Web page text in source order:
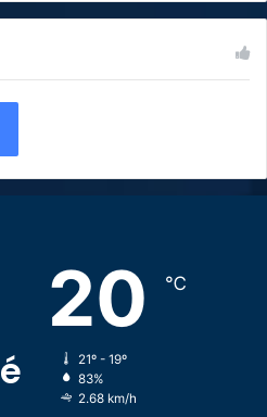
20 ℃
21º - 19º
83%
2.68 km/h